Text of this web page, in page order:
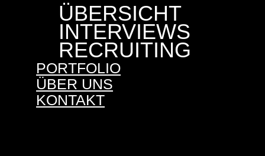
ÜBERSICHT
INTERVIEWS
RECRUITING
PORTFOLIO
ÜBER UNS
KONTAKT